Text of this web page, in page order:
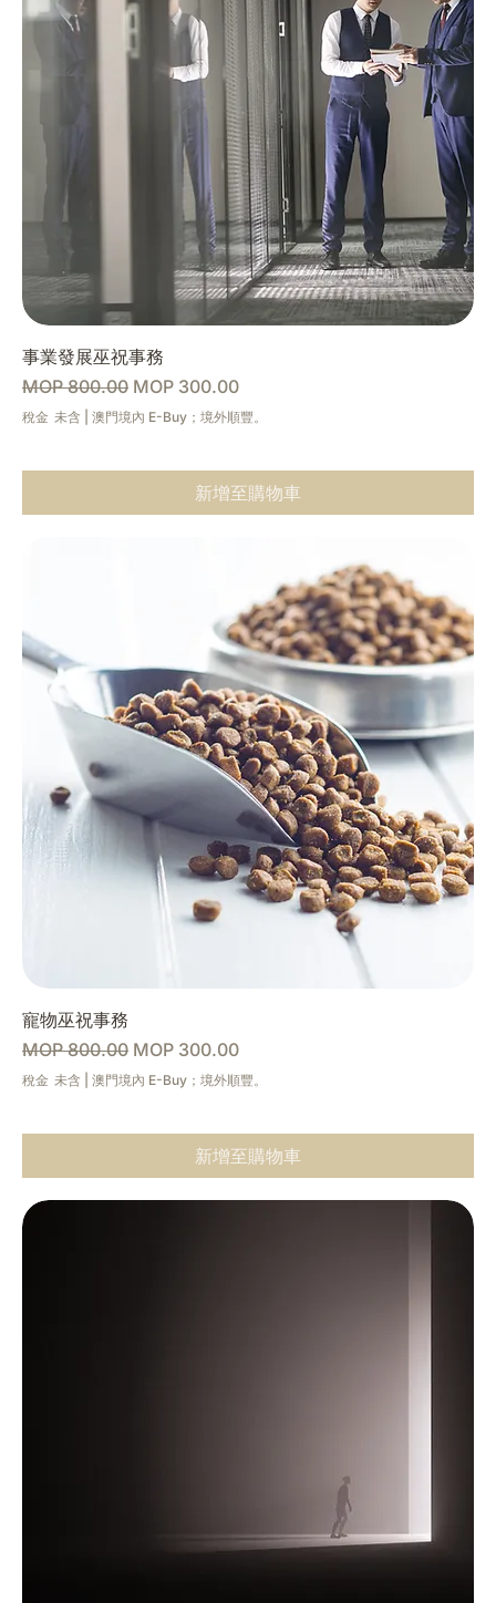
事業發展巫祝事務
一般價格
MOP 800.00 促銷價格
MOP 300.00
稅金 未含 澳門境內 E-Buy；境外順豐。
新增至購物車
寵物巫祝事務
一般價格
MOP 800.00 促銷價格
MOP 300.00
稅金 未含 澳門境內 E-Buy；境外順豐。
新增至購物車